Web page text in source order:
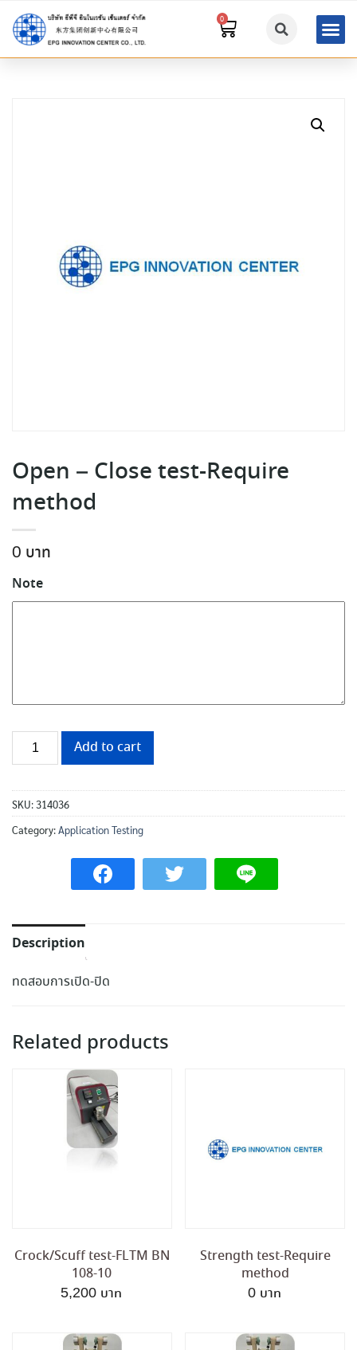
Open – Close test-Require
method
0
Note
Add to cart
SKU:314036
Category:Application Testing
Description
ทดสอบการเปิด-ปิด
Related products
Crock/Scuff test-FLTM BN
108-10
5,200
Strength test-Require
method
0